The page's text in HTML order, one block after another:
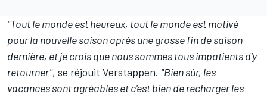
"Tout le monde est heureux, tout le monde est motivé
pour la nouvelle saison après une grosse fin de saison
dernière, et je crois que nous sommes tous impatients d'y
retourner", se réjouit Verstappen. "Bien sûr, les
vacances sont agréables et c'est bien de recharger les